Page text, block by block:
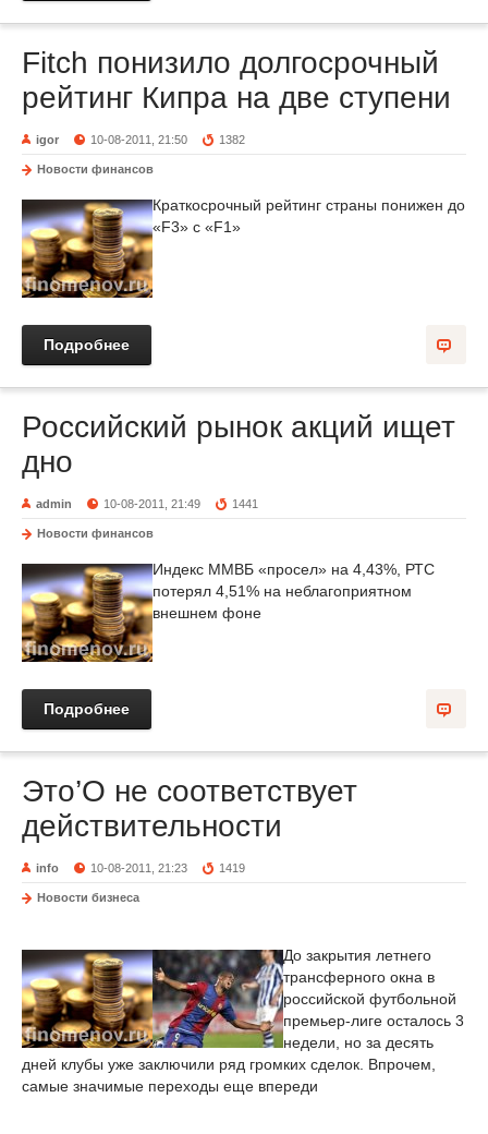
Fitch понизило долгосрочный
рейтинг Кипра на две ступени
igor 10-08-2011, 21:50 1382
Новости финансов
Краткосрочный рейтинг страны понижен до
«F3» с «F1»
Подробнее
Российский рынок акций ищет
дно
admin 10-08-2011, 21:49 1441
Новости финансов
Индекс ММВБ «просел» на 4,43%, РТС
потерял 4,51% на неблагоприятном
внешнем фоне
Подробнее
Это’О не соответствует
действительности
info 10-08-2011, 21:23 1419
Новости бизнеса
До закрытия летнего
трансферного окна в
российской футбольной
премьер-лиге осталось 3
недели, но за десять
дней клубы уже заключили ряд громких сделок. Впрочем,
самые значимые переходы еще впереди